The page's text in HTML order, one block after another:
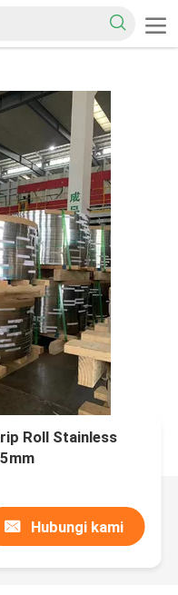
Roll Stainless
Hubungi kami